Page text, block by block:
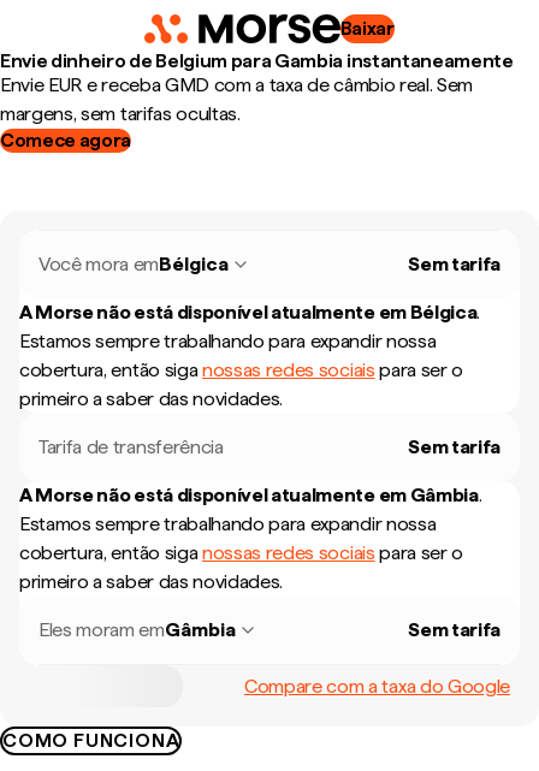
Baixar
Envie dinheiro de Belgium para Gambia instantaneamente
Envie EUR e receba GMD com a taxa de câmbio real. Sem
margens, sem tarifas ocultas.
Comece agora
Você mora emBélgica Sem tarifa
A Morse não está disponível atualmente em Bélgica.
Estamos sempre trabalhando para expandir nossa
cobertura, então siganossas redes sociais para ser o
primeiro a saber das novidades.
Tarifa de transferência Sem tarifa
A Morse não está disponível atualmente em Gâmbia.
Estamos sempre trabalhando para expandir nossa
cobertura, então siganossas redes sociais para ser o
primeiro a saber das novidades.
Eles moram emGâmbia Sem tarifa
Compare com a taxa do Google
COMO FUNCIONA